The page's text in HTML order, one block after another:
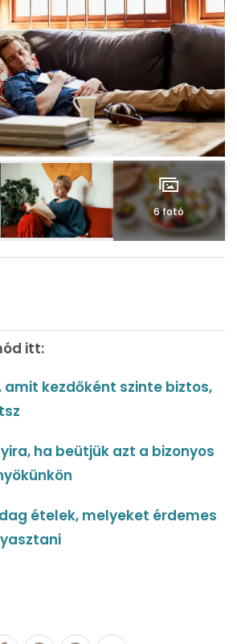
6 fotó
itt:
amit kezdőként szinte biztos,
ha beütjük azt a bizonyos
ételek, melyeket érdemes